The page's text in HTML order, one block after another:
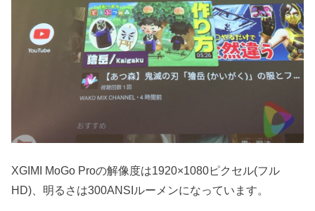
XGIMI MoGo Proの解像度は1920×1080ピクセル(フル
HD)、明るさは300ANSIルーメンになっています。